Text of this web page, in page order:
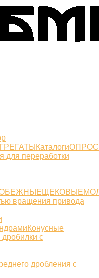
Каталоги
для переработки
ЩЕКОВЫЕ
вращения привода
Конусные
с
дробления с